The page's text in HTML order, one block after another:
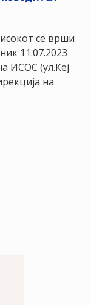
се врши
11.07.2023
ИСОС (ул.Кеј
на